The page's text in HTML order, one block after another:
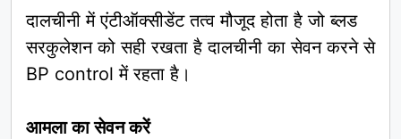
दालचीनी में एंटीऑक्सीडेंट तत्व मौजूद होता है जो ब्लड
सरकुलेशन को सही रखता है दालचीनी का सेवन करने से
BP control में रहता है।
आमला का सेवन करें